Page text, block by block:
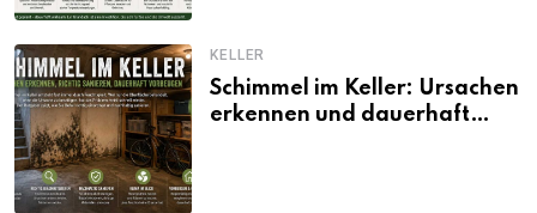
KELLER
Schimmel im Keller: Ursachen
erkennen und dauerhaft